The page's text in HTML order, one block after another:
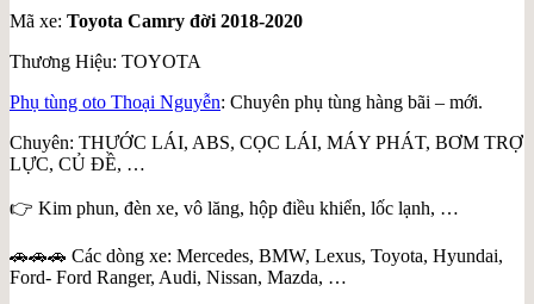
Mã xe: Toyota Camry đời 2018-2020
Thương Hiệu: TOYOTA
Phụ tùng oto Thoại Nguyễn: Chuyên phụ tùng hàng bãi – mới.
Chuyên: THƯỚC LÁI, ABS, CỌC LÁI, MÁY PHÁT, BƠM TRỢ
LỰC, CỦ ĐỀ, …
👉 Kim phun, đèn xe, vô lăng, hộp điều khiển, lốc lạnh, …
🚗🚗🚗 Các dòng xe: Mercedes, BMW, Lexus, Toyota, Hyundai,
Ford- Ford Ranger, Audi, Nissan, Mazda, …